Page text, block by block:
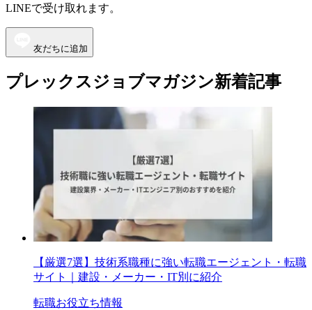
LINEで受け取れます。
友だちに追加
プレックスジョブマガジン新着記事
【厳選7選】技術系職種に強い転職エージェント・転職
サイト｜建設・メーカー・IT別に紹介
転職お役立ち情報